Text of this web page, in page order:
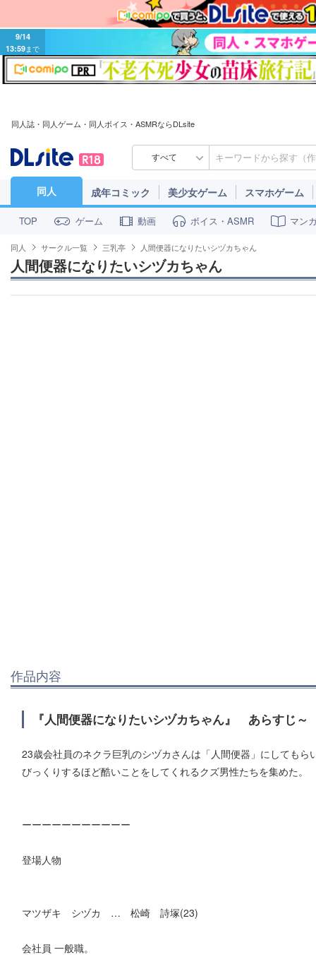
9/14
13:59まで
同人誌・同人ゲーム・同人ボイス・ASMRならDLsite
すべて
同人 成年コミック 美少女ゲーム スマホゲーム
TOP ゲーム 動画 ボイス・ASMR マン
同人 サークル一覧 三乳亭 人間便器になりたいシヅカちゃん
人間便器になりたいシヅカちゃん
作品内容
『人間便器になりたいシヅカちゃん』 あらすじ～
23歳会社員のネクラ巨乳のシヅカさんは「人間便器」にしてもら
びっくりするほど酷いことをしてくれるクズ男性たちを集めた。
ーーーーーーーーーーー
登場人物
マツザキ シヅカ … 松崎 詩塚(23)
会社員 一般職。